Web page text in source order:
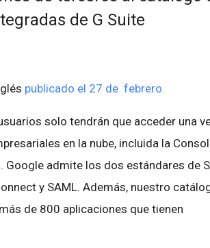
de G Suite
publicado el 27 de febrero.
solo tendrán que acceder una
en la nube, incluida la
admite los dos estándares de
y SAML. Además, nuestro
de 800 aplicaciones que tienen